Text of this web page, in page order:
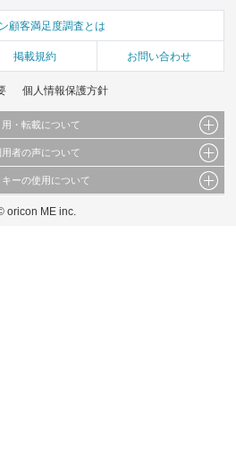
顧客満足度調査とは
掲載規約 お問い合わせ
個人情報保護方針
用・転載について
、写真、イラスト、画像データ等）及びこれらの配
転載・複製などの二次利用を行うことは固く禁じて
用者の声について
サービスの利用者が提出された見解・感想です。
解いただいた上でご覧ください。
キーの使用について
ユーザーに合わせたコンテンツや広告の表示、ソー
oricon ME inc.